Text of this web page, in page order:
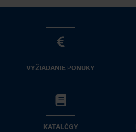
VY­ŽIA­DA­NIE PO­NU­KY
KA­TA­LÓ­GY